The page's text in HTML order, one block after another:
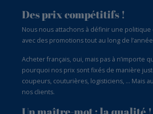
Des prix compétitifs !
Nous nous attachons à définir une politique
avec des promotions tout au long de
Acheter français, oui, mais pas à n’importe
pourquoi nos prix sont fixés de manière
coupeurs, couturières, logisticiens, … Mais
nos clients.